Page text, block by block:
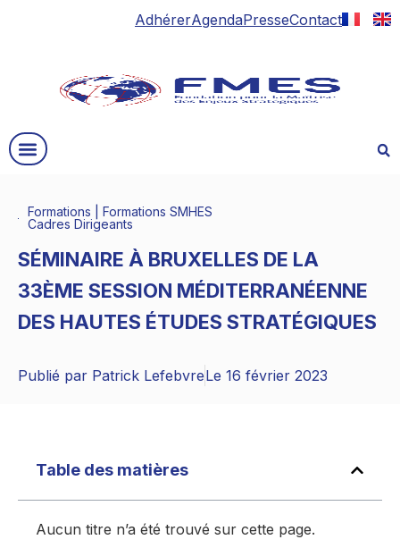
AdhérerAgendaPresseContact
Formations |Formations SMHES
Cadres Dirigeants
SÉMINAIRE À BRUXELLES DE LA
33ÈME SESSION MÉDITERRANÉENNE
DES HAUTES ÉTUDES STRATÉGIQUES
Publié par Patrick LefebvreLe 16 février 2023
Table des matières
Aucun titre n’a été trouvé sur cette page.